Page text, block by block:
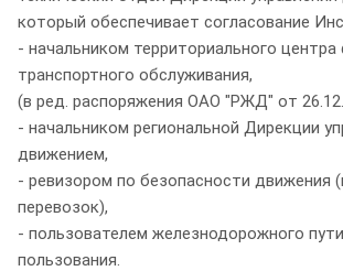
который обеспечивает согласование
- начальником территориального
транспортного обслуживания,
(в ред. распоряжения ОАО "РЖД" от
- начальником региональной Дирекции
движением,
- ревизором по безопасности движения
перевозок),
- пользователем железнодорожного
пользования.